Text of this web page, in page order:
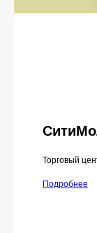
Торговый
Подробнее